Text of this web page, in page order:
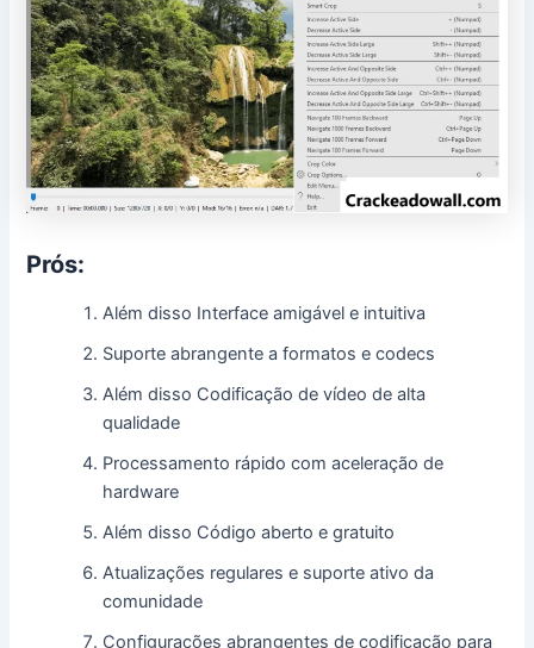
Prós:
Além disso Interface amigável e intuitiva
Suporte abrangente a formatos e codecs
Além disso Codificação de vídeo de alta
qualidade
Processamento rápido com aceleração de
hardware
Além disso Código aberto e gratuito
Atualizações regulares e suporte ativo da
comunidade
Configurações abrangentes de codificação para